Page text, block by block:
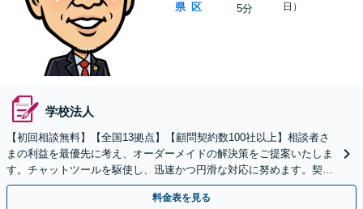
県 区
5分
日）
学校法人
【初回相談無料】【全国13拠点】【顧問契約数100社以上】相談者さ
まの利益を最優先に考え、オーダーメイドの解決策をご提案いたしま
す。チャットツールを駆使し、迅速かつ円滑な対応に努めます。契約
書レビューは原則翌日に対応します【夜間・休日対応】
料金表を見る